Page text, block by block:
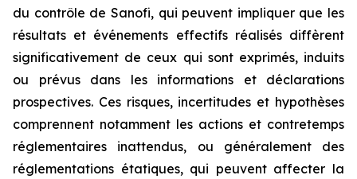
du contrôle de Sanofi, qui peuvent impliquer que les
résultats et événements effectifs réalisés diffèrent
significativement de ceux qui sont exprimés, induits
ou prévus dans les informations et déclarations
prospectives. Ces risques, incertitudes et hypothèses
comprennent notamment les actions et contretemps
réglementaires inattendus, ou généralement des
réglementations étatiques, qui peuvent affecter la